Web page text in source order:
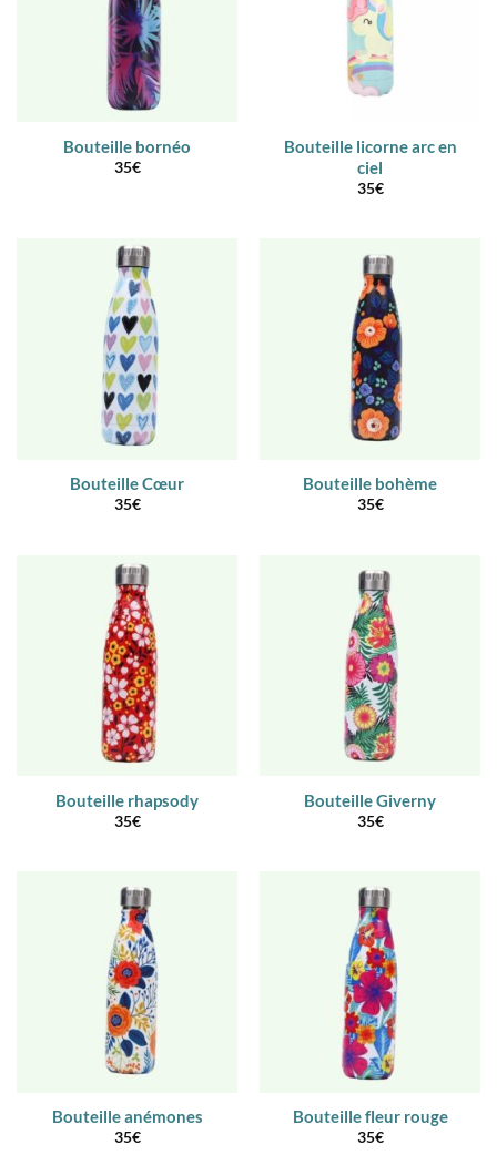
Bouteille bornéo
35€
Bouteille licorne arc en
ciel
35€
Bouteille Cœur
35€
Bouteille bohème
35€
Bouteille rhapsody
35€
Bouteille Giverny
35€
Bouteille anémones
35€
Bouteille fleur rouge
35€